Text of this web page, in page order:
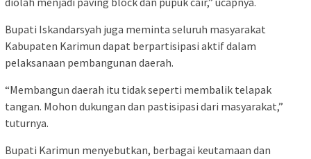
Bupati Iskandarsyah juga meminta seluruh masyarakat
Kabupaten Karimun dapat berpartisipasi aktif dalam
pelaksanaan pembangunan daerah.
“Membangun daerah itu tidak seperti membalik telapak
tangan. Mohon dukungan dan pastisipasi dari masyarakat,”
tuturnya.
Bupati Karimun menyebutkan, berbagai keutamaan dan